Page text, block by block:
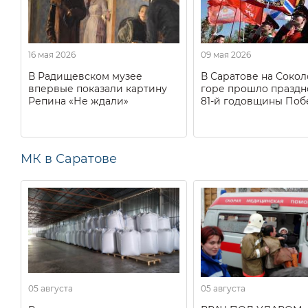
16 мая 2026
В Радищевском музее
впервые показали картину
Репина «Не ждали»
09 мая 2026
В Саратове на
горе прошло
81-й годовщины
МК в Саратове
05 августа 05 августа